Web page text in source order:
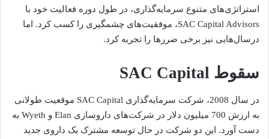
استراتژی‌های متنوع سرمایه‌گذاری، در طول دوره فعالیت خود با
SAC Capital Advisors، موفقیت‌های چشمگیری را کسب کرد. اما
درسال‌هایی نیز برخی ضررها را تجربه کرد.
سقوط SAC Capital
در سال 2008، شرکت سرمایه‌گذاری SAC Capital موقعیت طولانی
به ارزش 700 میلیون دلار در شرکت‌های داروسازی Elan و Wyeth به
دست آورد. این دو شرکت در حال توسعه مشترک یک داروی جدید